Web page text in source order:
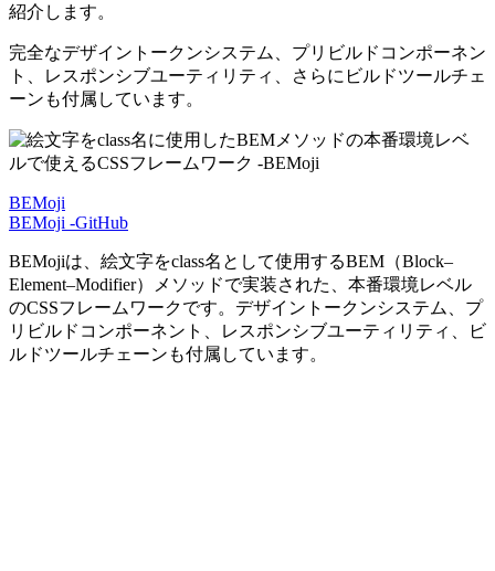
紹介します。
完全なデザイントークンシステム、プリビルドコンポーネン
ト、レスポンシブユーティリティ、さらにビルドツールチェ
ーンも付属しています。
BEMoji
BEMoji -GitHub
BEMojiは、絵文字をclass名として使用するBEM（Block–
Element–Modifier）メソッドで実装された、本番環境レベル
のCSSフレームワークです。デザイントークンシステム、プ
リビルドコンポーネント、レスポンシブユーティリティ、ビ
ルドツールチェーンも付属しています。